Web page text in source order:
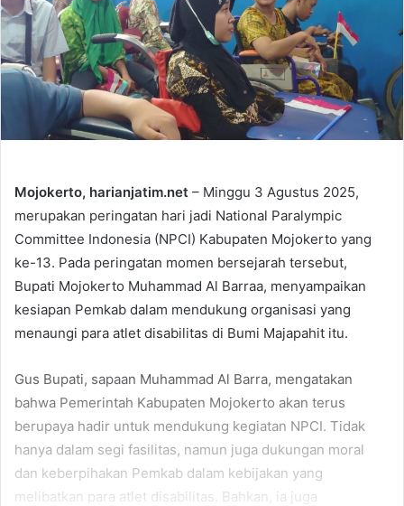
Mojokerto, harianjatim.net – Minggu 3 Agustus 2025,
merupakan peringatan hari jadi National Paralympic
Committee Indonesia (NPCI) Kabupaten Mojokerto yang
ke-13. Pada peringatan momen bersejarah tersebut,
Bupati Mojokerto Muhammad Al Barraa, menyampaikan
kesiapan Pemkab dalam mendukung organisasi yang
menaungi para atlet disabilitas di Bumi Majapahit itu.
Gus Bupati, sapaan Muhammad Al Barra, mengatakan
bahwa Pemerintah Kabupaten Mojokerto akan terus
berupaya hadir untuk mendukung kegiatan NPCI. Tidak
hanya dalam segi fasilitas, namun juga dukungan moral
dan keberpihakan Pemkab dalam kebijakan yang
melibatkan para atlet disabilitas. Bahkan, ia juga